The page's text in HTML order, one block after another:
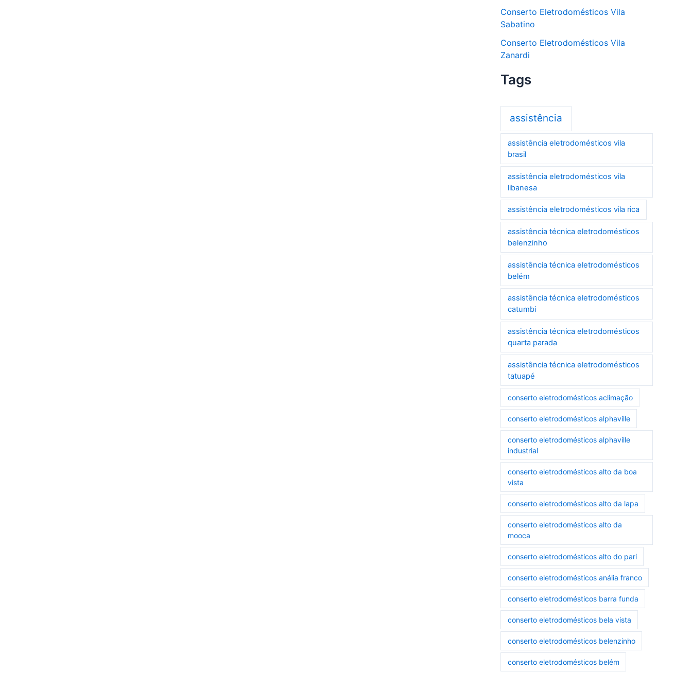
Conserto Eletrodomésticos Vila
Sabatino
Conserto Eletrodomésticos Vila
Zanardi
Tags
assistência
assistência eletrodomésticos vila
brasil
assistência eletrodomésticos vila
libanesa
assistência eletrodomésticos vila rica
assistência técnica eletrodomésticos
belenzinho
assistência técnica eletrodomésticos
belém
assistência técnica eletrodomésticos
catumbi
assistência técnica eletrodomésticos
quarta parada
assistência técnica eletrodomésticos
tatuapé
conserto eletrodomésticos aclimação
conserto eletrodomésticos alphaville
conserto eletrodomésticos alphaville
industrial
conserto eletrodomésticos alto da boa
vista
conserto eletrodomésticos alto da lapa
conserto eletrodomésticos alto da
mooca
conserto eletrodomésticos alto do pari
conserto eletrodomésticos anália franco
conserto eletrodomésticos barra funda
conserto eletrodomésticos bela vista
conserto eletrodomésticos belenzinho
conserto eletrodomésticos belém